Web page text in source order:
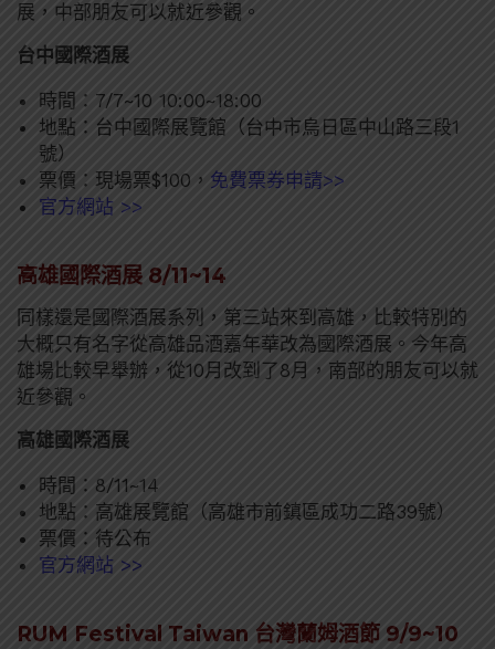
展，中部朋友可以就近參觀。
台中國際酒展
時間：7/7~10 10:00~18:00
地點：台中國際展覽館（台中市烏日區中山路三段1
號）
票價：現場票$100， 免費票券申請>>
官方網站 >>
高雄國際酒展 8/11~14
同樣還是國際酒展系列，第三站來到高雄，比較特別的
大概只有名字從高雄品酒嘉年華改為國際酒展。今年高
雄場比較早舉辦，從10月改到了8月，南部的朋友可以就
近參觀。
高雄國際酒展
時間：8/11~14
地點：高雄展覽館（高雄市前鎮區成功二路39號）
票價：待公布
官方網站 >>
RUM Festival Taiwan 台灣蘭姆酒節 9/9~10